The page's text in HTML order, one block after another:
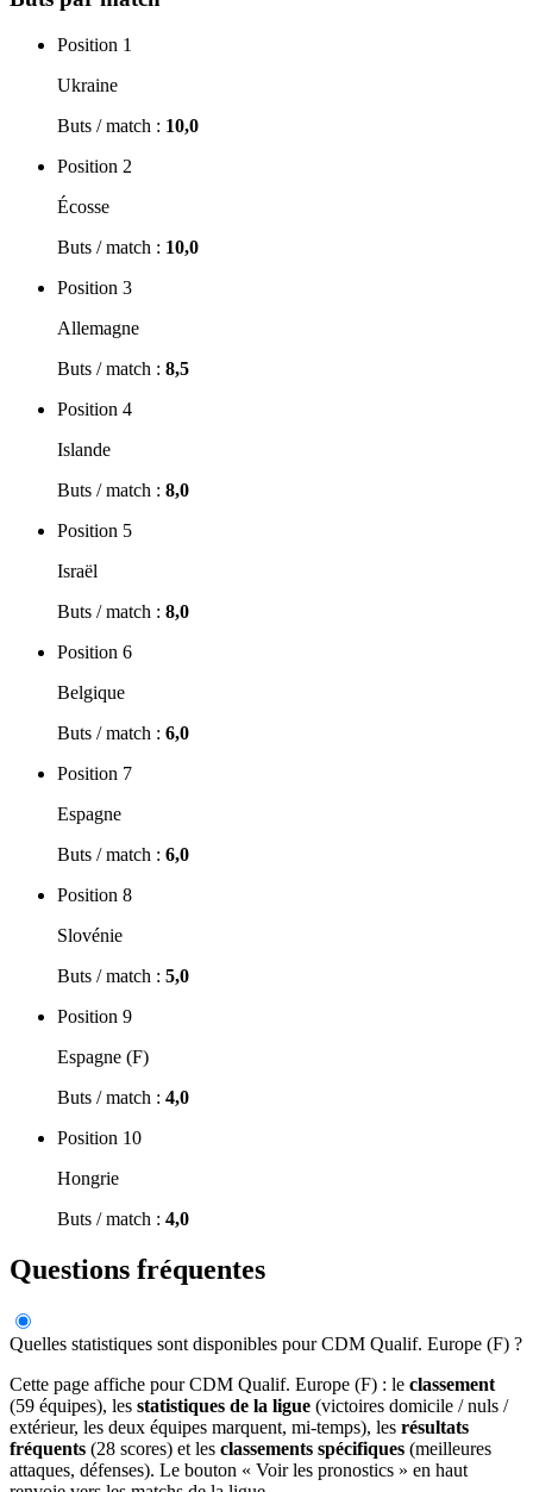
Position 1
Ukraine
Buts / match : 10,0
Position 2
Écosse
Buts / match : 10,0
Position 3
Allemagne
Buts / match : 8,5
Position 4
Islande
Buts / match : 8,0
Position 5
Israël
Buts / match : 8,0
Position 6
Belgique
Buts / match : 6,0
Position 7
Espagne
Buts / match : 6,0
Position 8
Slovénie
Buts / match : 5,0
Position 9
Espagne (F)
Buts / match : 4,0
Position 10
Hongrie
Buts / match : 4,0
Questions fréquentes
Quelles statistiques sont disponibles pour CDM Qualif. Europe (F) ?
Cette page affiche pour CDM Qualif. Europe (F) : le classement
(59 équipes), les statistiques de la ligue (victoires domicile / nuls /
extérieur, les deux équipes marquent, mi-temps), les résultats
fréquents (28 scores) et les classements spécifiques (meilleures
attaques, défenses). Le bouton « Voir les pronostics » en haut